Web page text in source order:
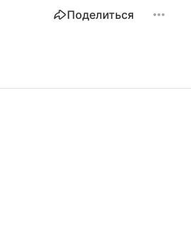
Поделиться